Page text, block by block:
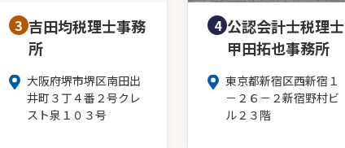
3 吉田均税理士事務
所
大阪府堺市堺区南田出
井町３丁４番２号クレ
スト泉１０３号
4 公認会計士税理士
甲田拓也事務所
東京都新宿区西新宿１
－２６－２新宿野村ビ
ル２３階